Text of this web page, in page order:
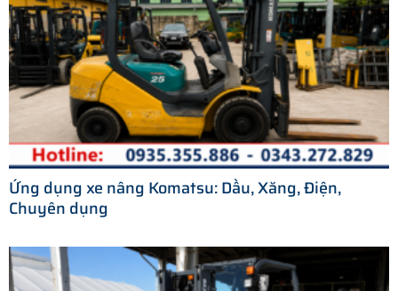
Ứng dụng xe nâng Komatsu: Dầu, Xăng, Điện,
Chuyên dụng